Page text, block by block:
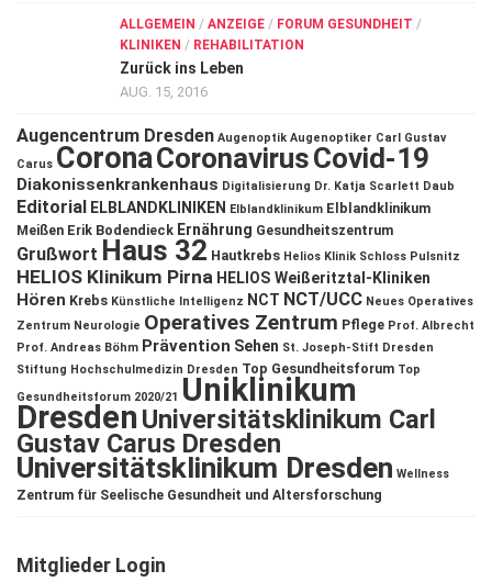
ALLGEMEIN / ANZEIGE / FORUM GESUNDHEIT /
KLINIKEN / REHABILITATION
Zurück ins Leben
AUG. 15, 2016
Augencentrum Dresden Augenoptik Augenoptiker Carl Gustav
Carus CoronaCoronavirusCovid-19
Diakonissenkrankenhaus Digitalisierung Dr. Katja Scarlett Daub
Editorial ELBLANDKLINIKEN Elblandklinikum Elblandklinikum
Meißen Erik Bodendieck Ernährung Gesundheitszentrum
Grußwort Haus 32 Hautkrebs Helios Klinik Schloss Pulsnitz
HELIOS Klinikum Pirna HELIOS Weißeritztal-Kliniken
Hören Krebs Künstliche Intelligenz NCT NCT/UCC Neues Operatives
Zentrum Neurologie Operatives Zentrum Pflege Prof. Albrecht
Prof. Andreas Böhm Prävention Sehen St. Joseph-Stift Dresden
Stiftung Hochschulmedizin Dresden Top Gesundheitsforum Top
Gesundheitsforum 2020/21 Uniklinikum
DresdenUniversitätsklinikum Carl
Gustav Carus Dresden
Universitätsklinikum Dresden Wellness
Zentrum für Seelische Gesundheit und Altersforschung
Mitglieder Login